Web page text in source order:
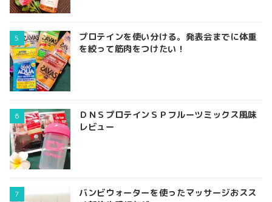
プロテインを使い分ける。発表会までに体重
を絞って筋肉をつけたい！
ＤＮＳプロテインＳＰフルーツミックス風味
レビュー
バンビウォーターを使ったマッサージおスス